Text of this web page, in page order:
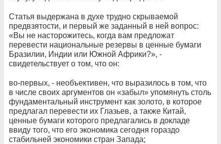
Статья выдержана в духе трудно скрываемой
предвзятости, и первый же заданный в ней вопрос:
«Вы не насторожитесь, когда вам предложат
перевести национальные резервы в ценные бумаги
Бразилии, Индии или Южной Африки?», -
свидетельствует о том, что он:
во-первых, - необъективен, что выразилось в том, что
в числе своих аргументов он «забыл» упомянуть столь
фундаментальный инструмент как золото, в которое
предлагал перевести их Глазьев, а также Китай,
ценные бумаги которого предлагались в докладе
ввиду того, что его экономика сегодня гораздо
стабильней экономики стран Запада;